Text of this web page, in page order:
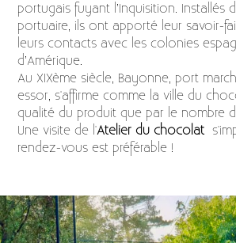
portugais fuyant l’Inquisition. Installés
portuaire, ils ont apporté leur savoir-
leurs contacts avec les colonies
d’Amérique.
Au XIXème siècle, Bayonne, port
essor, s'affirme comme la ville du
qualité du produit que par le nombre
Une visite de l'Atelier du chocolat
rendez-vous est préférable !